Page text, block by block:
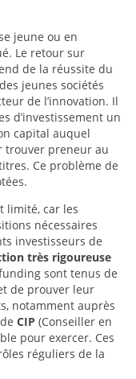
jeune ou en
Le retour sur
de la réussite du
jeunes sociétés
de l’innovation. Il
d’investissement un
capital auquel
trouver preneur au
Ce problème de
limité, car les
nécessaires
investisseurs de
très rigoureuse
sont tenus de
de prouver leur
notamment auprès
CIP (Conseiller en
pour exercer. Ces
réguliers de la